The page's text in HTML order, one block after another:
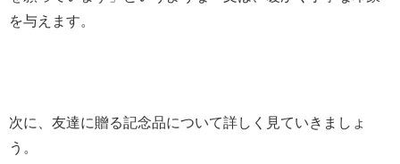
を与えます。
次に、友達に贈る記念品について詳しく見ていきましょ
う。